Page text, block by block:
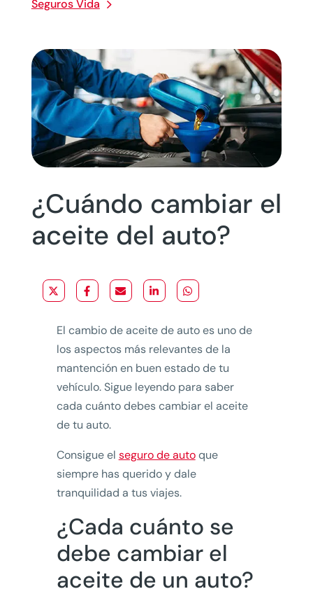
Seguros Vida
¿Cuándo cambiar el
aceite del auto?
El cambio de aceite de auto es uno de
los aspectos más relevantes de la
mantención en buen estado de tu
vehículo. Sigue leyendo para saber
cada cuánto debes cambiar el aceite
de tu auto.
Consigue el seguro de autoque
siempre has querido y dale
tranquilidad a tus viajes.
¿Cada cuánto se
debe cambiar el
aceite de un auto?